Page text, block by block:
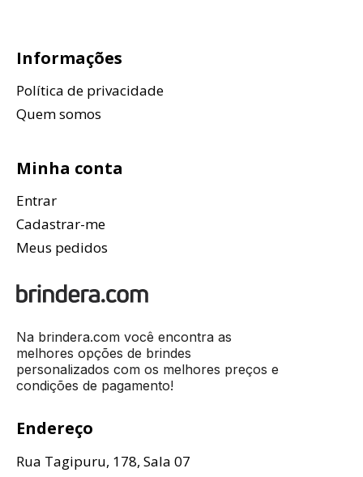
Informações
Política de privacidade
Quem somos
Minha conta
Entrar
Cadastrar-me
Meus pedidos
Na brindera.com você encontra as
melhores opções de brindes
personalizados com os melhores preços e
condições de pagamento!
Endereço
Rua Tagipuru, 178, Sala 07